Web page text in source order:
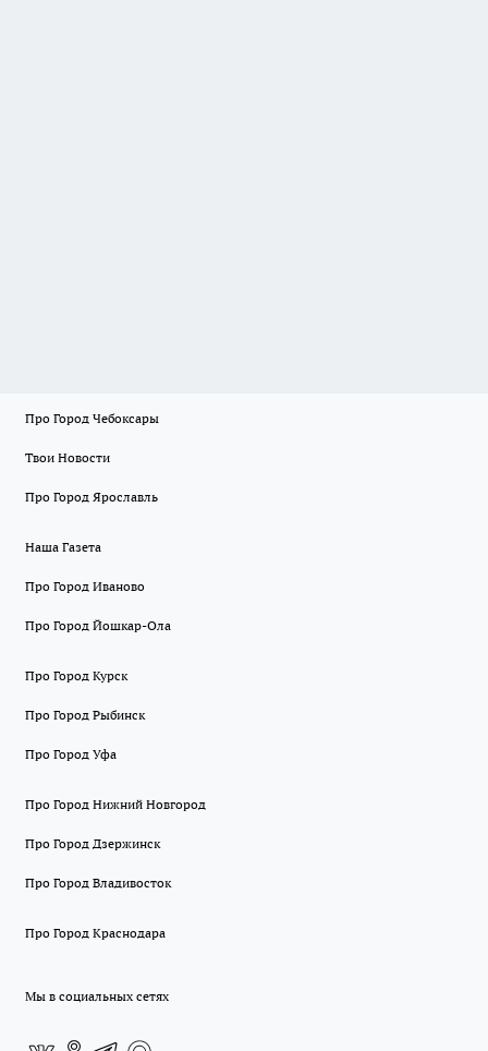
Про Город Чебоксары
Твои Новости
Про Город Ярославль
Наша Газета
Про Город Иваново
Про Город Йошкар-Ола
Про Город Курск
Про Город Рыбинск
Про Город Уфа
Про Город Нижний Новгород
Про Город Дзержинск
Про Город Владивосток
Про Город Краснодара
Мы в социальных сетях